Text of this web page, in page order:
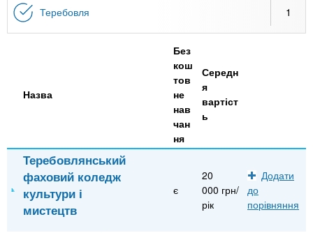
i
n
o
д
і
Теребовля 1
Назва
Без
кош
тов
не
нав
чан
ня
Середн
я
вартіст
ь
Теребовлянський
фаховий коледж
культури і
мистецтв
є
20
000 грн/
рік
Додати
до
порівняння